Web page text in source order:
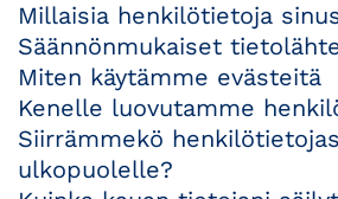
Millaisia henkilötietoja
Säännönmukaiset
Miten käytämme evästeitä
Kenelle luovutamme
Siirrämmekö
ulkopuolelle?